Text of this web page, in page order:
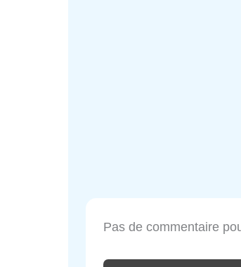
Pas de commentaire